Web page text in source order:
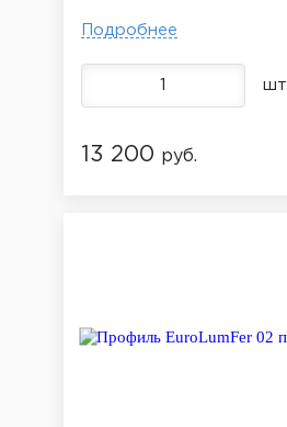
Подробнее
шт
13 200 руб.